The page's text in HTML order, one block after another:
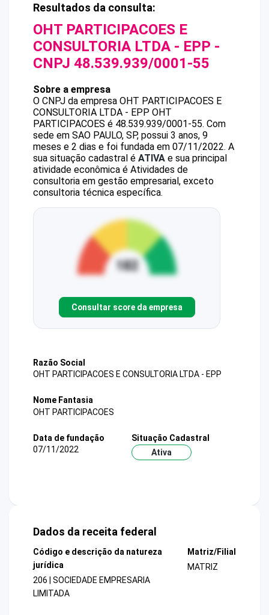
Resultados da consulta:
OHT PARTICIPACOES E
CONSULTORIA LTDA - EPP -
CNPJ 48.539.939/0001-55
Sobre a empresa
O CNPJ da empresa OHT PARTICIPACOES E
CONSULTORIA LTDA - EPP OHT
PARTICIPACOES é 48.539.939/0001-55. Com
sede em SAO PAULO, SP, possui 3 anos, 9
meses e 2 dias e foi fundada em 07/11/2022. A
sua situação cadastral é ATIVA e sua principal
atividade econômica é Atividades de
consultoria em gestão empresarial, exceto
consultoria técnica específica.
Consultar score da empresa
Razão Social
OHT PARTICIPACOES E CONSULTORIA LTDA - EPP
Nome Fantasia
OHT PARTICIPACOES
Data de fundação
07/11/2022
Situação Cadastral
Ativa
Dados da receita federal
Código e descrição da natureza
jurídica
206 | SOCIEDADE EMPRESARIA
LIMITADA
Matriz/Filial
MATRIZ